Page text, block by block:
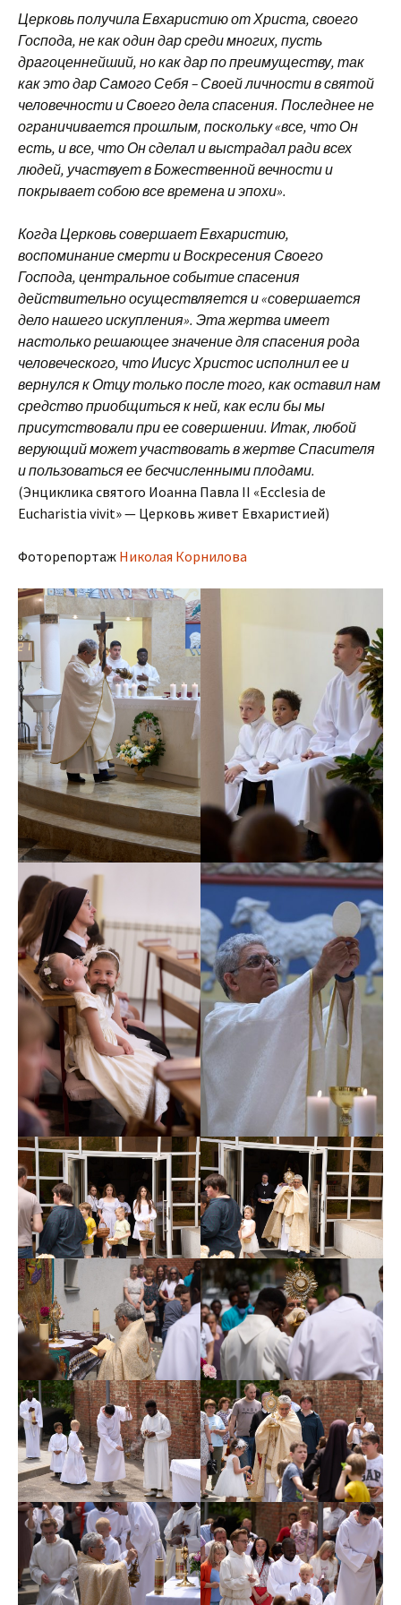
Церковь получила Евхаристию от Христа, своего
Господа, не как один дар среди многих, пусть
драгоценнейший, но как дар по преимуществу, так
как это дар Самого Себя – Своей личности в святой
человечности и Своего дела спасения. Последнее не
ограничивается прошлым, поскольку «все, что Он
есть, и все, что Он сделал и выстрадал ради всех
людей, участвует в Божественной вечности и
покрывает собою все времена и эпохи».
Когда Церковь совершает Евхаристию,
воспоминание смерти и Воскресения Своего
Господа, центральное событие спасения
действительно осуществляется и «совершается
дело нашего искупления». Эта жертва имеет
настолько решающее значение для спасения рода
человеческого, что Иисус Христос исполнил ее и
вернулся к Отцу только после того, как оставил нам
средство приобщиться к ней, как если бы мы
присутствовали при ее совершении. Итак, любой
верующий может участвовать в жертве Спасителя
и пользоваться ее бесчисленными плодами.
(Энциклика святого Иоанна Павла II «Ecclesia de
Eucharistia vivit» — Церковь живет Евхаристией)
Фоторепортаж Николая Корнилова